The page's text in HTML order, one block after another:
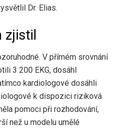
Dr. Elias.
zjistil
V přímém srovnání
3 200 EKG, dosáhl
kardiologové dosáhli
k dispozici riziková
pomoci při rozhodování,
než u modelu umělé